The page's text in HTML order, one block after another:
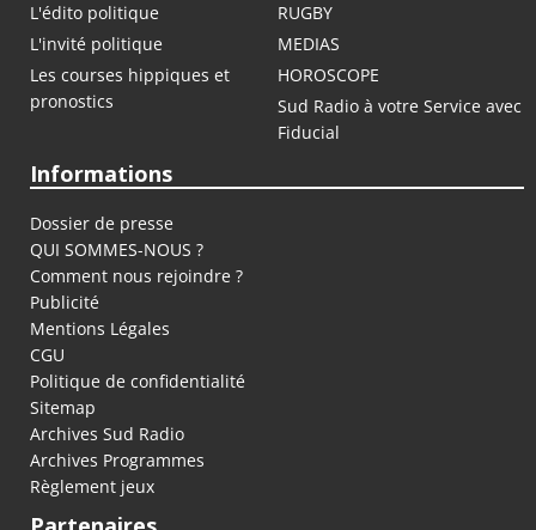
L'édito politique
RUGBY
L'invité politique
MEDIAS
Les courses hippiques et
pronostics
HOROSCOPE
Sud Radio à votre Service avec
Fiducial
Informations
Dossier de presse
QUI SOMMES-NOUS ?
Comment nous rejoindre ?
Publicité
Mentions Légales
CGU
Politique de confidentialité
Sitemap
Archives Sud Radio
Archives Programmes
Règlement jeux